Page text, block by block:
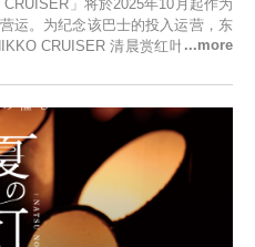
」将於2025年10月起作为
运。为纪念该巴士的投入运营，东
CRUISER 清晨赏红叶之旅”，